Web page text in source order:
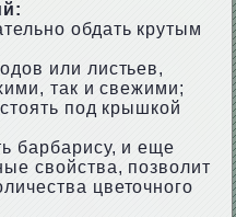
обдать крутым
или листьев,
так и свежими;
под крышкой
барбарису, и еще
свойства, позволит
цветочного